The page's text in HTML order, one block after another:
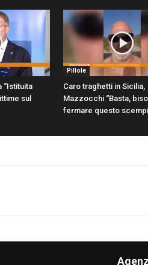
“Istituita
sul
Pillole
Caro traghetti in Sicilia,
Mazzocchi “Basta,
fermare questo